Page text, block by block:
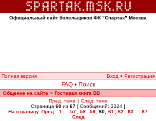
Официальный сайт болельщиков ФК "Спартак" Москва
Полная версия Вход • Регистрация
FAQ • Поиск
Общение на сайте » Гостевая книга ВВ
Пред. тема | След. тема
Страница 60 из 67 [ Сообщений: 3324 ]
На страницу Пред. 1 57 58 59 60 61 62 63
67
След.